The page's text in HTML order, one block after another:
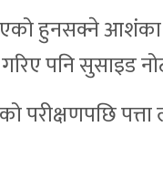
हुनसक्ने
पनि सुसाइड
परीक्षणपछि